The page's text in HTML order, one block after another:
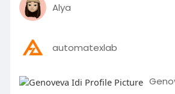
Alya
automatexlab